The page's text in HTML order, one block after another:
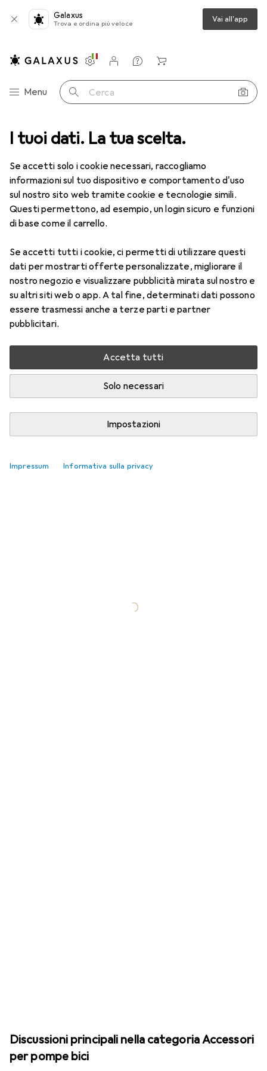
I tuoi dati. La tua scelta.
Se accetti solo i cookie necessari, raccogliamo
informazioni sul tuo dispositivo e comportamento d'uso
sul nostro sito web tramite cookie e tecnologie simili.
Questi permettono, ad esempio, un login sicuro e funzioni
di base come il carrello.
Se accetti tutti i cookie, ci permetti di utilizzare questi
dati per mostrarti offerte personalizzate, migliorare il
nostro negozio e visualizzare pubblicità mirata sul nostro e
su altri siti web o app. A tal fine, determinati dati possono
essere trasmessi anche a terze parti e partner
pubblicitari.
Accetta tutti
Solo necessari
Impostazioni
Impressum Informativa sulla privacy
Galaxus
Trova e ordina più veloce Vai all'app
Categoria Navigazione
Menu Cerca
Impostazioni
Conto cliente
Liste di confronto
Liste dei desideri
Carrello
Ciclismo Officina biciclette Accessori per pompe bici
Accessori per pompe bici
Prodotti Forum
Discussioni principali nella categoria Accessori
per pompe bici